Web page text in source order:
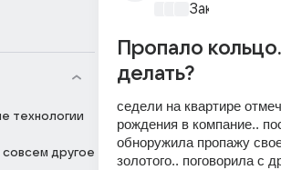
технологии
другое
Закон и
Пропало
делать?
седели на квартире
рождения в компание..
обноружила пропажу
золотого.. поговорила с